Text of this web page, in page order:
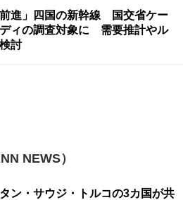
前進」四国の新幹線 国交省ケー
ィの調査対象に 需要推計やル
討
NEWS）
ン・サウジ・トルコの3カ国が共